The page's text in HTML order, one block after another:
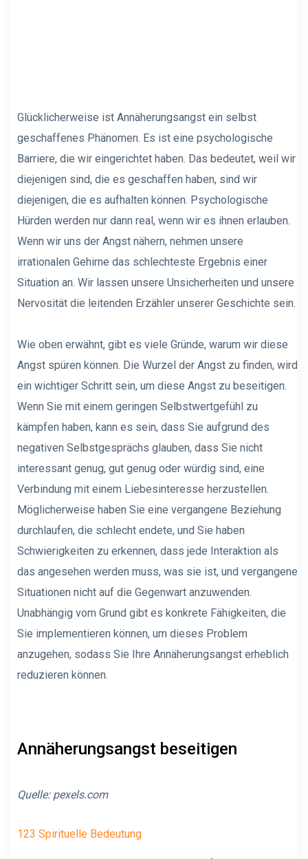
Glücklicherweise ist Annäherungsangst ein selbst
geschaffenes Phänomen. Es ist eine psychologische
Barriere, die wir eingerichtet haben. Das bedeutet, weil wir
diejenigen sind, die es geschaffen haben, sind wir
diejenigen, die es aufhalten können. Psychologische
Hürden werden nur dann real, wenn wir es ihnen erlauben.
Wenn wir uns der Angst nähern, nehmen unsere
irrationalen Gehirne das schlechteste Ergebnis einer
Situation an. Wir lassen unsere Unsicherheiten und unsere
Nervosität die leitenden Erzähler unserer Geschichte sein.
Wie oben erwähnt, gibt es viele Gründe, warum wir diese
Angst spüren können. Die Wurzel der Angst zu finden, wird
ein wichtiger Schritt sein, um diese Angst zu beseitigen.
Wenn Sie mit einem geringen Selbstwertgefühl zu
kämpfen haben, kann es sein, dass Sie aufgrund des
negativen Selbstgesprächs glauben, dass Sie nicht
interessant genug, gut genug oder würdig sind, eine
Verbindung mit einem Liebesinteresse herzustellen.
Möglicherweise haben Sie eine vergangene Beziehung
durchlaufen, die schlecht endete, und Sie haben
Schwierigkeiten zu erkennen, dass jede Interaktion als
das angesehen werden muss, was sie ist, und vergangene
Situationen nicht auf die Gegenwart anzuwenden.
Unabhängig vom Grund gibt es konkrete Fähigkeiten, die
Sie implementieren können, um dieses Problem
anzugehen, sodass Sie Ihre Annäherungsangst erheblich
reduzieren können.
Annäherungsangst beseitigen
Quelle: pexels.com
123 Spirituelle Bedeutung